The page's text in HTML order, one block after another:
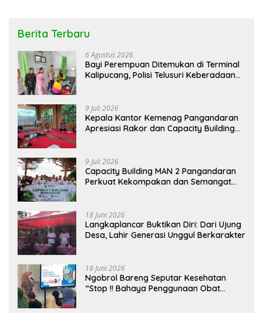
Berita Terbaru
6 Agustus 2026
Bayi Perempuan Ditemukan di Terminal
Kalipucang, Polisi Telusuri Keberadaan
9 Juli 2026
Kepala Kantor Kemenag Pangandaran
Apresiasi Rakor dan Capacity Building
9 Juli 2026
Capacity Building MAN 2 Pangandaran
Perkuat Kekompakan dan Semangat
18 Juni 2026
Langkaplancar Buktikan Diri: Dari Ujung
Desa, Lahir Generasi Unggul Berkarakter
18 Juni 2026
Ngobrol Bareng Seputar Kesehatan
“Stop !! Bahaya Penggunaan Obat